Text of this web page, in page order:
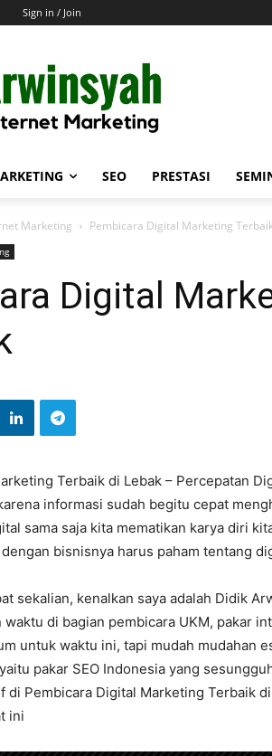
Sign in / Join
SEO PRESTASI
Marketing Pembicara Digital Marketing
Digital
Terbaik di Lebak – Percepatan
informasi sudah begitu cepat
sama saja kita mematikan karya diri
bisnisnya harus paham tentang
sekalian, kenalkan saya adalah Didik
di bagian pembicara UKM, pakar
untuk waktu ini, tapi mudah mudahan
pakar SEO Indonesia yang
di Pembicara Digital Marketing Terbaik
ini